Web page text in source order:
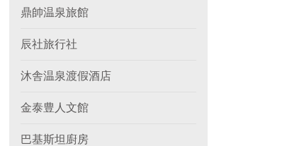
鼎帥温泉旅館
辰社旅行社
沐舎温泉渡假酒店
金泰豊人文館
巴基斯坦廚房